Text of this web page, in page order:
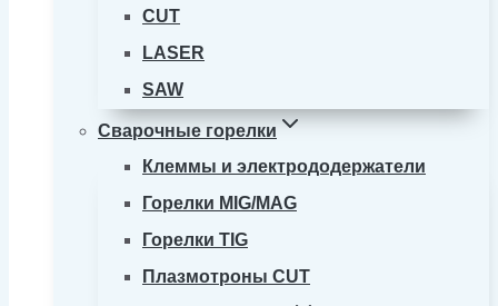
CUT
LASER
SAW
Сварочные горелки
Клеммы и электрододержатели
Горелки MIG/MAG
Горелки TIG
Плазмотроны CUT